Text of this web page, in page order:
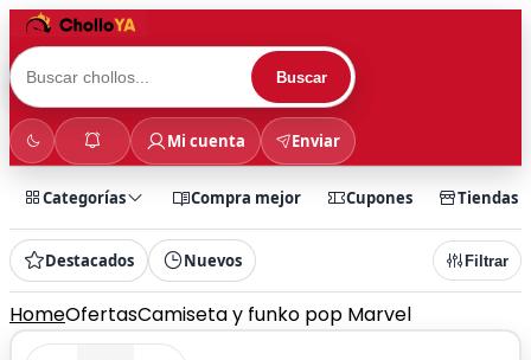
Buscar
Mi cuenta Enviar
Categorías Compra mejor Cupones Tiendas
Destacados Nuevos Filtrar
HomeOfertasCamiseta y funko pop Marvel